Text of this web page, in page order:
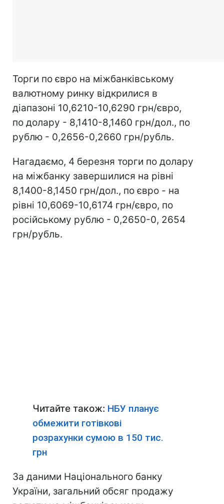
Торги по євро на міжбанківському
валютному ринку відкрилися в
діапазоні 10,6210-10,6290 грн/євро,
по долару - 8,1410-8,1460 грн/дол., по
рублю - 0,2656-0,2660 грн/рубль.
Нагадаємо, 4 березня торги по долару
на міжбанку завершилися на рівні
8,1400-8,1450 грн/дол., по євро - на
рівні 10,6069-10,6174 грн/євро, по
російському рублю - 0,2650-0, 2654
грн/рубль.
Читайте також: НБУ планує
обмежити готівкові
розрахунки сумою в 150 тис.
грн
За даними Національного банку
України, загальний обсяг продажу